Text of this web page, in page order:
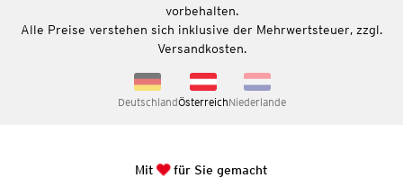
vorbehalten.
Alle Preise verstehen sich inklusive der Mehrwertsteuer, zzgl.
Versandkosten.
DeutschlandÖsterreichNiederlande
Mit für Sie gemacht